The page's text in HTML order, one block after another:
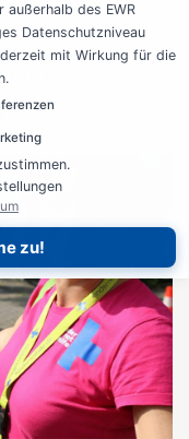
außerhalb des EWR
Datenschutzniveau
mit Wirkung für die
zu!